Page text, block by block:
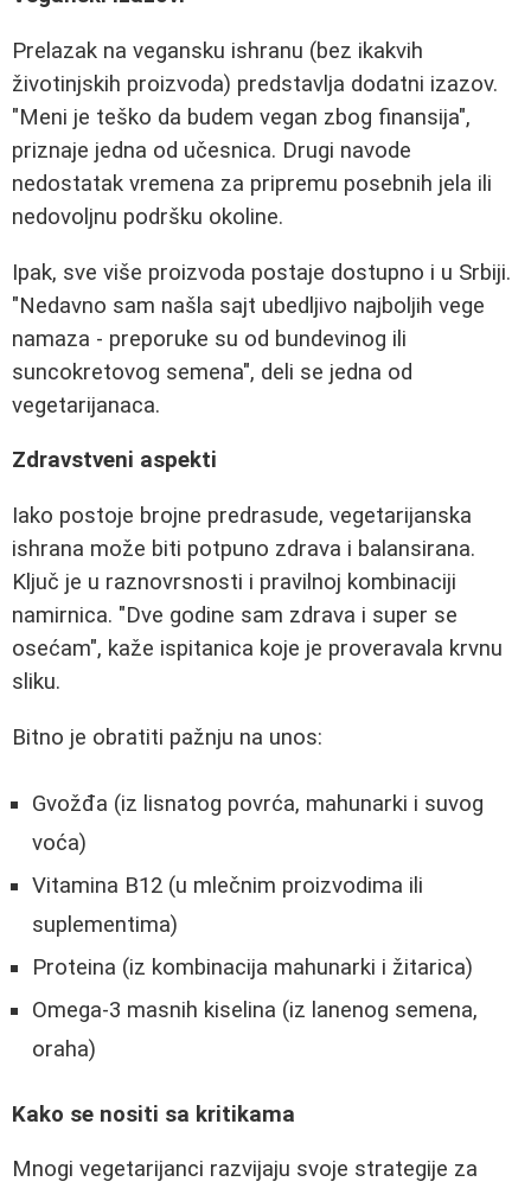
Prelazak na vegansku ishranu (bez ikakvih
životinjskih proizvoda) predstavlja dodatni izazov.
"Meni je teško da budem vegan zbog finansija",
priznaje jedna od učesnica. Drugi navode
nedostatak vremena za pripremu posebnih jela ili
nedovoljnu podršku okoline.
Ipak, sve više proizvoda postaje dostupno i u Srbiji.
"Nedavno sam našla sajt ubedljivo najboljih vege
namaza - preporuke su od bundevinog ili
suncokretovog semena", deli se jedna od
vegetarijanaca.
Zdravstveni aspekti
Iako postoje brojne predrasude, vegetarijanska
ishrana može biti potpuno zdrava i balansirana.
Ključ je u raznovrsnosti i pravilnoj kombinaciji
namirnica. "Dve godine sam zdrava i super se
osećam", kaže ispitanica koje je proveravala krvnu
sliku.
Bitno je obratiti pažnju na unos:
Gvožđa (iz lisnatog povrća, mahunarki i suvog
voća)
Vitamina B12 (u mlečnim proizvodima ili
suplementima)
Proteina (iz kombinacija mahunarki i žitarica)
Omega-3 masnih kiselina (iz lanenog semena,
oraha)
Kako se nositi sa kritikama
Mnogi vegetarijanci razvijaju svoje strategije za